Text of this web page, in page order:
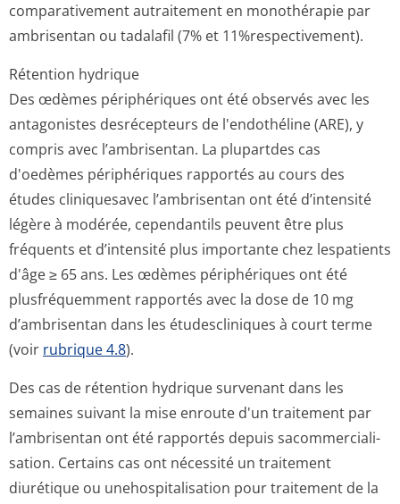
comparativement autraitement en monothérapie par
ambrisentan ou tadalafil (7% et 11%respectivement).
Rétention hydrique
Des œdèmes périphériques ont été observés avec les
antagonistes desrécepteurs de l'endothéline (ARE), y
compris avec l’ambrisentan. La plupartdes cas
d'oedèmes périphériques rapportés au cours des
études cliniquesavec l’ambrisentan ont été d’intensité
légère à modérée, cependantils peuvent être plus
fréquents et d’intensité plus importante chez lespatients
d'âge ≥ 65 ans. Les œdèmes périphériques ont été
plusfréquemment rapportés avec la dose de 10 mg
d’ambrisentan dans les étudescliniques à court terme
(voir rubrique 4.8).
Des cas de rétention hydrique survenant dans les
semaines suivant la mise enroute d'un traitement par
l’ambrisentan ont été rapportés depuis sacommerciali­
sation. Certains cas ont nécessité un traitement
diurétique ou unehospitalisation pour traitement de la